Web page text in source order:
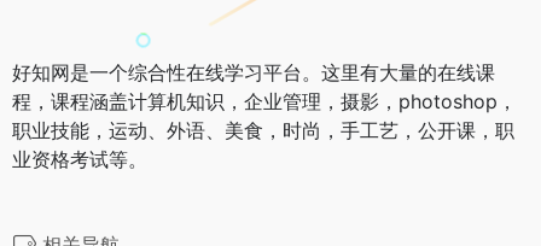
好知网是一个综合性在线学习平台。这里有大量的在线课
程，课程涵盖计算机知识，企业管理，摄影，photoshop，
职业技能，运动、外语、美食，时尚，手工艺，公开课，职
业资格考试等。